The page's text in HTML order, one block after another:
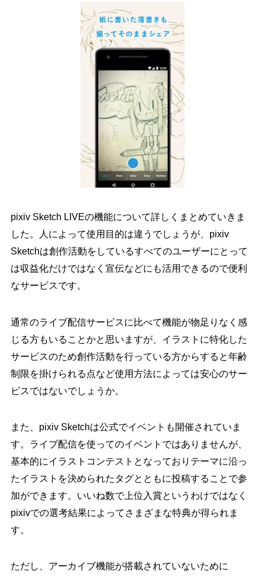
pixiv Sketch LIVEの機能について詳しくまとめていきま
した。人によって使用目的は違うでしょうが、pixiv
Sketchは創作活動をしているすべてのユーザーにとって
は収益化だけではなく宣伝などにも活用できるので便利
なサービスです。
通常のライブ配信サービスに比べて機能が物足りなく感
じる方もいることかと思いますが、イラストに特化した
サービスのため創作活動を行っている方からすると年齢
制限を掛けられる点など使用方法によっては安心のサー
ビスではないでしょうか。
また、pixiv Sketchは公式でイベントも開催されていま
す。ライブ配信を使ってのイベントではありませんが、
基本的にイラストコンテストとなっておりテーマに沿っ
たイラストを決められたタグとともに投稿することで参
加ができます。いいね数で上位入賞というわけではなく
pixivでの選考結果によってさまざまな特典が得られま
す。
ただし、アーカイブ機能が搭載されていないために